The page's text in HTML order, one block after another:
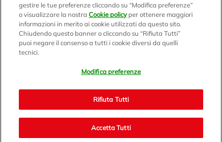
Scarica l'app
Sede Amministrativa e Commerciale: Via Enzo Ratti, 2 - 22070
Monza Brianza e Lodi 07071700152 - REA MI 1137002 -
gestire le tue preferenze cliccando su “Modifica preferenze”
o visualizzare la nostraCookie policyper ottenere maggiori
informazioni in merito ai cookie utilizzati da questo sito.
Chiudendo questo banner o cliccando su “Rifiuta Tutti”
puoi negare il consenso a tutti i cookie diversi da quelli
tecnici.
Modifica preferenze
Rifiuta Tutti
Accetta Tutti